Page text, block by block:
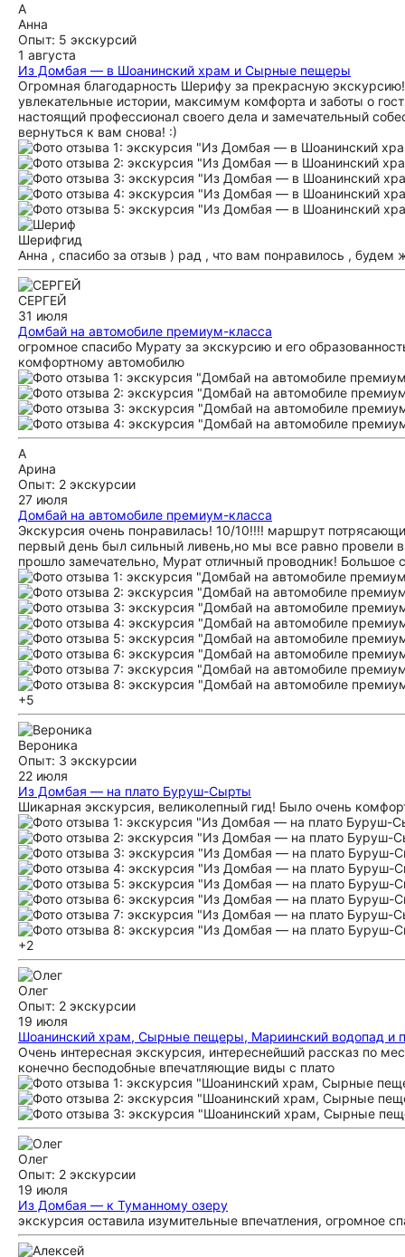
А
Анна
Опыт: 5 экскурсий
1 августа
Из Домбая — в Шоанинский храм и Сырные пещеры
​Огромная благодарность Шерифу за прекрасную
увлекательные истории, максимум комфорта и заботы о
настоящий профессионал своего дела и замечательный
вернуться к вам снова! :)
Шерифгид
Анна , спасибо за отзыв ) рад , что вам понравилось , будем
СЕРГЕЙ
31 июля
Домбай на автомобиле премиум-класса
огромное спасибо Мурату за экскурсию и его
комфортному автомобилю
А
Арина
Опыт: 2 экскурсии
27 июля
Домбай на автомобиле премиум-класса
Экскурсия очень понравилась! 10/10!!!! маршрут
первый день был сильный ливень,но мы все равно провели
прошло замечательно, Мурат отличный проводник! Большое
+5
Вероника
Опыт: 3 экскурсии
22 июля
Из Домбая — на плато Буруш-Сырты
Шикарная экскурсия, великолепный гид! Было очень
+2
Олег
Опыт: 2 экскурсии
19 июля
Шоанинский храм, Сырные пещеры, Мариинский водопад и
Очень интересная экскурсия, интереснейший рассказ по
конечно бесподобные впечатляющие виды с плато
Олег
Опыт: 2 экскурсии
19 июля
Из Домбая — к Туманному озеру
экскурсия оставила изумительные впечатления, огромное